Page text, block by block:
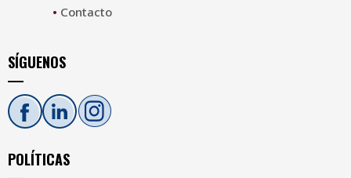
• Contacto
SÍGUENOS
POLÍTICAS